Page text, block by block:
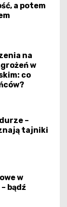
a potem
na
w
co
–
tajniki
w
bądź